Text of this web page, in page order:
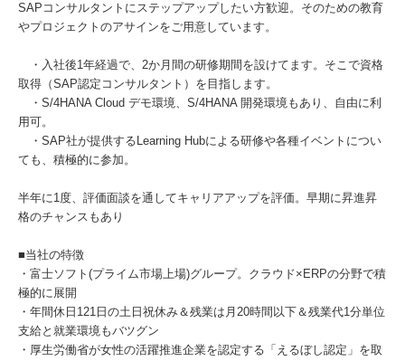
SAPコンサルタントにステップアップしたい方歓迎。そのための教育
やプロジェクトのアサインをご用意しています。
・入社後1年経過で、2か月間の研修期間を設けてます。そこで資格
取得（SAP認定コンサルタント）を目指します。
・S/4HANA Cloud デモ環境、S/4HANA 開発環境もあり、自由に利
用可。
・SAP社が提供するLearning Hubによる研修や各種イベントについ
ても、積極的に参加。
半年に1度、評価面談を通してキャリアアップを評価。早期に昇進昇
格のチャンスもあり
■当社の特徴
・富士ソフト(プライム市場上場)グループ。クラウド×ERPの分野で積
極的に展開
・年間休日121日の土日祝休み＆残業は月20時間以下＆残業代1分単位
支給と就業環境もバツグン
・厚生労働省が女性の活躍推進企業を認定する「えるぼし認定」を取